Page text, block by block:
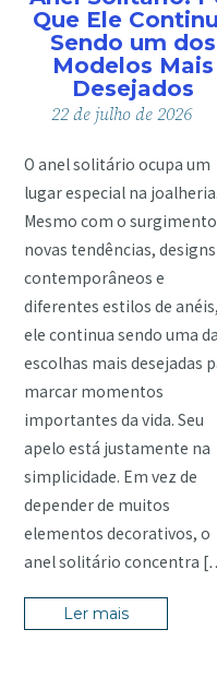
Que Ele
Sendo um dos
Modelos Mais
Desejados
22de julhode2026
O anel solitário ocupa um
lugar especial na joalheria.
Mesmo com o
novas tendências, designs
contemporâneos e
diferentes estilos de anéis,
ele continua sendo uma
escolhas mais desejadas
marcar momentos
importantes da vida. Seu
apelo está justamente na
simplicidade. Em vez de
depender de muitos
elementos decorativos, o
anel solitário concentra
Ler mais